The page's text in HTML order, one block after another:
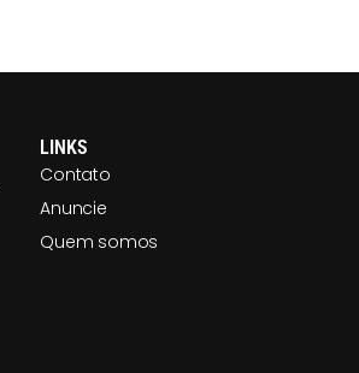
LINKS
Contato
Anuncie
Quem somos